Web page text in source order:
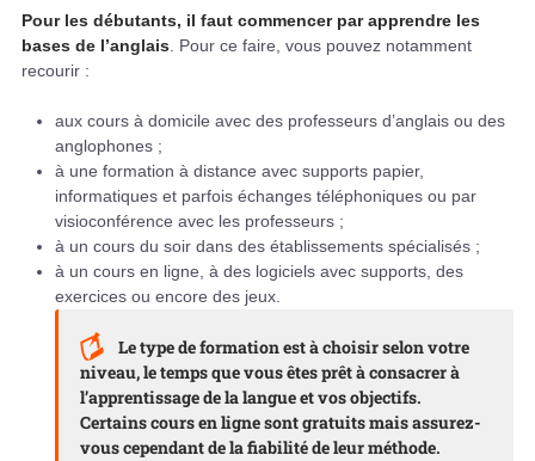
Pour les débutants, il faut commencer par apprendre les
bases de l’anglais . Pour ce faire, vous pouvez notamment
recourir :
aux cours à domicile avec des professeurs d’anglais ou des
anglophones ;
à une formation à distance avec supports papier,
informatiques et parfois échanges téléphoniques ou par
visioconférence avec les professeurs ;
à un cours du soir dans des établissements spécialisés ;
à un cours en ligne, à des logiciels avec supports, des
exercices ou encore des jeux.
Le type de formation est à choisir selon votre
niveau, letempsque vous êtes prêt à consacrer à
l’apprentissage de la langue et vosobjectifs.
Certains cours en ligne sont gratuits mais assurez-
vous cependant de la fiabilité de leur méthode.